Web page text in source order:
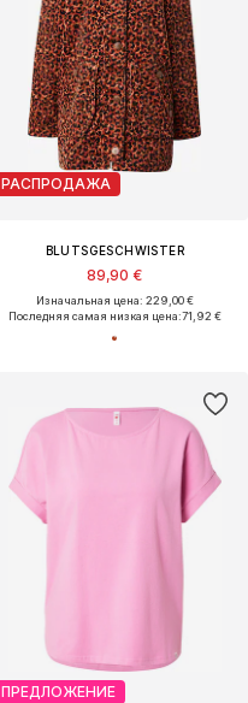
РАСПРОДАЖА
BLUTSGESCHWISTER
89,90 €
Изначальная цена: 229,00 €
Последняя самая низкая цена:71,92 €
ПРЕДЛОЖЕНИЕ